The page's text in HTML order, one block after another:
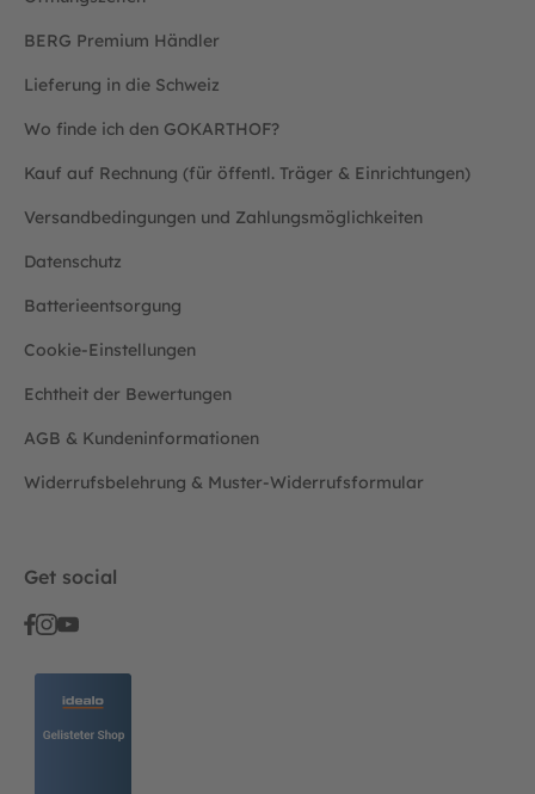
BERG Premium Händler
Lieferung in die Schweiz
Wo finde ich den GOKARTHOF?
Kauf auf Rechnung (für öffentl. Träger & Einrichtungen)
Versandbedingungen und Zahlungsmöglichkeiten
Datenschutz
Batterieentsorgung
Cookie-Einstellungen
Echtheit der Bewertungen
AGB & Kundeninformationen
Widerrufsbelehrung & Muster-Widerrufsformular
Get social